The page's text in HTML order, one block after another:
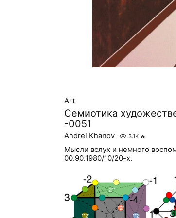
Art
Семиотика
-0051
Andrei Khanov 3.1K 🔥
Мысли вслух и немного
00.90.1980/10/20-х.